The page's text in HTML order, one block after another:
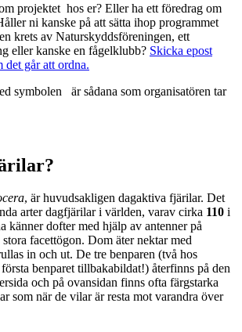
projektet hos er? Eller ha ett föredrag om
ni kanske på att sätta ihop programmet
krets av Naturskyddsföreningen, ett
eller kanske en fågelklubb? Skicka epost
det går att ordna.
symbolen
är sådana som organisatören tar
, är huvudsakligen dagaktiva fjärilar. Det
arter dagfjärilar i världen, varav cirka 110 i
känner dofter med hjälp av antenner på
facettögon. Dom äter nektar med
in och ut. De tre benparen (två hos
benparet tillbakabildat!) återfinns på den
och på ovansidan finns ofta färgstarka
som när de vilar är resta mot varandra över